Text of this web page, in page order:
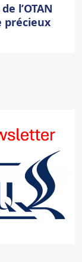
l’OTAN
précieux